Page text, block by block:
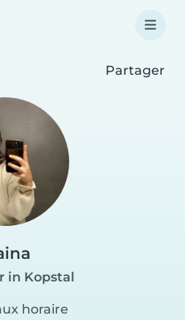
Partager
in Kopstal
horaire